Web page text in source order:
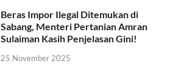
Beras Impor Ilegal Ditemukan di
Sabang, Menteri Pertanian Amran
Sulaiman Kasih Penjelasan Gini!
25 November 2025